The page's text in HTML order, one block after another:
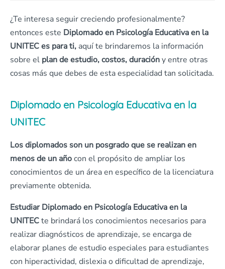
¿Te interesa seguir creciendo profesionalmente?
entonces este Diplomado en Psicología Educativa en la
UNITEC es para ti, aquí te brindaremos la información
sobre el plan de estudio, costos, duracióny entre otras
cosas más que debes de esta especialidad tan solicitada.
Diplomado en Psicología Educativa en la
UNITEC
Los diplomados son un posgrado que se realizan en
menos de un añocon el propósito de ampliar los
conocimientos de un área en específico de la licenciatura
previamente obtenida.
Estudiar Diplomado en Psicología Educativaen la
UNITECte brindará los conocimientos necesarios para
realizar diagnósticos de aprendizaje, se encarga de
elaborar planes de estudio especiales para estudiantes
con hiperactividad, dislexia o dificultad de aprendizaje,